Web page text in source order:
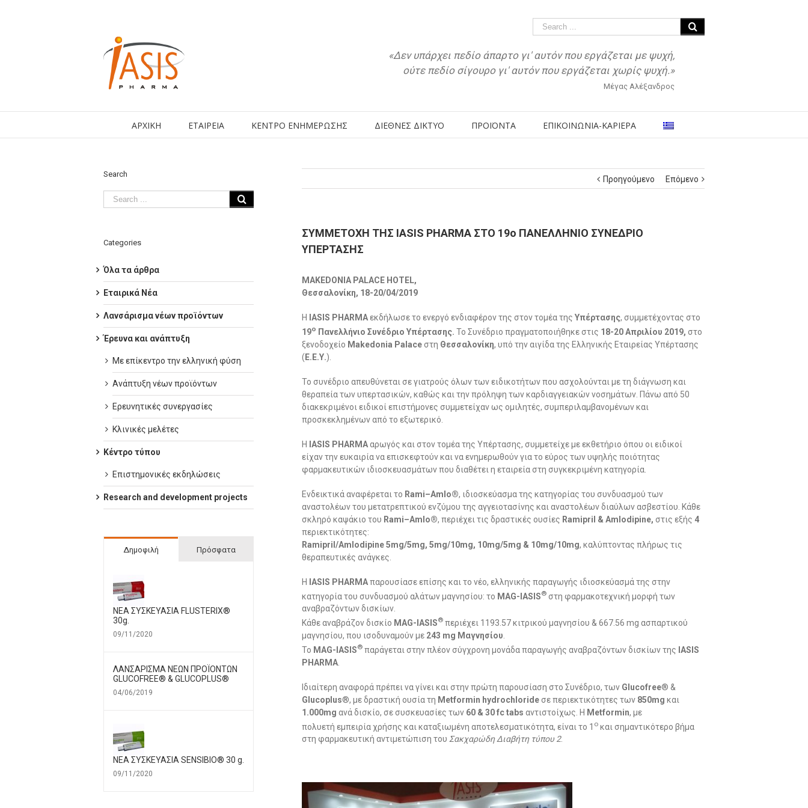
«Δεν υπάρχει πεδίο άπαρτο γι' αυτόν που εργάζεται με ψυχή,
ούτε πεδίο σίγουρο γι' αυτόν που εργάζεται χωρίς ψυχή.»
Μέγας Αλέξανδρος
ΑΡΧΙΚΗ ΕΤΑΙΡΕΙΑ ΚΕΝΤΡΟ ΕΝΗΜΕΡΩΣΗΣ ΔΙΕΘΝΕΣ ΔΙΚΤΥΟ ΠΡΟΪΟΝΤΑ ΕΠΙΚΟΙΝΩΝΙΑ-ΚΑΡΙΕΡΑ
Προηγούμενο Επόμενο
ΣΥΜΜΕΤΟΧΗ ΤΗΣ IASIS PHARMA ΣΤO 19ο ΠΑΝΕΛΛΗΝΙΟ ΣΥΝΕΔΡΙΟ
ΥΠΕΡΤΑΣΗΣ
ΜΑΚΕDONIA PALACE HOTEL,
Θεσσαλονίκη, 18-20/04/2019
Η ΙΑSIS PHARMA εκδήλωσε το ενεργό ενδιαφέρον της στον τομέα της Υπέρτασης, συμμετέχοντας στο
19ο Πανελλήνιο Συνέδριο Υπέρτασης. Το Συνέδριο πραγματοποιήθηκε στις 18-20 Απριλίου 2019, στο
ξενοδοχείο Makedonia Palace στη Θεσσαλονίκη, υπό την αιγίδα της Ελληνικής Εταιρείας Υπέρτασης
( Ε.Ε.Υ.).
Το συνέδριο απευθύνεται σε γιατρούς όλων των ειδικοτήτων που ασχολούνται με τη διάγνωση και
θεραπεία των υπερτασικών, καθώς και την πρόληψη των καρδιαγγειακών νοσημάτων. Πάνω από 50
διακεκριμένοι ειδικοί επιστήμονες συμμετείχαν ως ομιλητές, συμπεριλαμβανομένων και
προσκεκλημένων από το εξωτερικό.
Η ΙΑSIS PHARMAαρωγός και στον τομέα της Υπέρτασης, συμμετείχε με εκθετήριο όπου οι ειδικοί
είχαν την ευκαιρία να επισκεφτούν και να ενημερωθούν για το εύρος των υψηλής ποιότητας
φαρμακευτικών ιδιοσκευασμάτων που διαθέτει η εταιρεία στη συγκεκριμένη κατηγορία.
Ενδεικτικά αναφέρεται το Rami–Amlo®, ιδιοσκεύασμα της κατηγορίας του συνδυασμού των
αναστολέων του μετατρεπτικού ενζύμου της αγγειοτασίνης και αναστολέων διαύλων ασβεστίου. Κάθε
σκληρό καψάκιο του Rami–Amlo®, περιέχει τις δραστικές ουσίες Ramipril & Amlodipine, στις εξής 4
περιεκτικότητες:
Ramipril /Amlodipine5mg/5mg, 5mg/10mg, 10mg/5mg & 10mg/10mg, καλύπτοντας πλήρως τις
θεραπευτικές ανάγκες.
H IASIS PHARMAπαρουσίασε επίσης και το νέο, ελληνικής παραγωγής ιδιοσκεύασμά της στην
κατηγορία του συνδυασμού αλάτων μαγνησίου: το MAG-IASIS® στη φαρμακοτεχνική μορφή των
αναβραζόντων δισκίων.
Κάθε αναβράζον δισκίο MAG-IASIS® περιέχει 1193.57 κιτρικού μαγνησίου & 667.56 mg ασπαρτικού
μαγνησίου, που ισοδυναμούν με 243 mg Μαγνησίου
Το MAG-IASIS® παράγεται στην πλέον σύγχρονη μονάδα παραγωγής αναβραζόντων δισκίων της IASIS
PHARMA
Ιδιαίτερη αναφορά πρέπει να γίνει και στην πρώτη παρουσίαση στο Συνέδριο, των Glucofree® &
Glucoplus®, με δραστική ουσία τη M etformin hydrochloride σε περιεκτικότητες των 850mg και
1.000mg ανά δισκίο, σε συσκευασίες των 60 & 30fctabs αντιστοίχως. Η M etformin, με
πολυετή εμπειρία χρήσης και καταξιωμένη αποτελεσματικότητα, είναι το 1 ο και σημαντικότερο βήμα
στη φαρμακευτική αντιμετώπιση του Σακχαρώδη Διαβήτη τύπου 2.
Search
Categories
Όλα τα άρθρα
Εταιρικά Νέα
Λανσάρισμα νέων προϊόντων
Έρευνα και ανάπτυξη
Με επίκεντρο την ελληνική φύση
Ανάπτυξη νέων προϊόντων
Ερευνητικές συνεργασίες
Κλινικές μελέτες
Κέντρο τύπου
Επιστημονικές εκδηλώσεις
Research and development projects
Δημοφιλή Πρόσφατα
ΝΕΑ ΣΥΣΚΕΥΑΣΙΑ FLUSTERIX®
30g.
09/11/2020
ΛΑΝΣΑΡΙΣΜΑ ΝΕΩΝ ΠΡΟΪΟΝΤΩΝ
GLUCOFREE® & GLUCOPLUS®
04/06/2019
ΝΕΑ ΣΥΣΚΕΥΑΣΙΑ SENSIBIO® 30 g.
09/11/2020